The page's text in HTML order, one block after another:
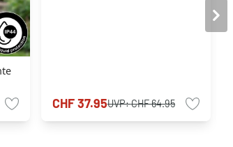
CHF 37.95UVP:CHF 64.95